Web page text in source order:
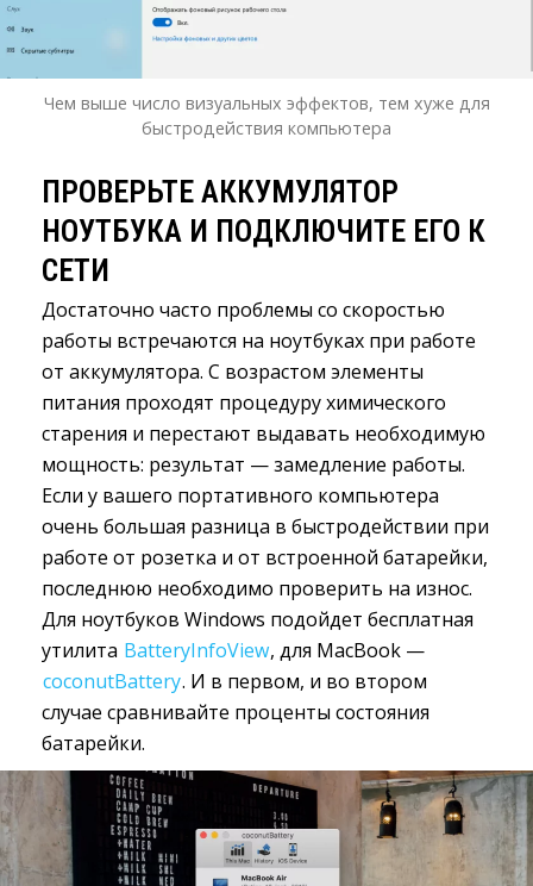
Чем выше число визуальных эффектов, тем хуже для
быстродействия компьютера
ПРОВЕРЬТЕ АККУМУЛЯТОР
НОУТБУКА И ПОДКЛЮЧИТЕ ЕГО К
СЕТИ
Достаточно часто проблемы со скоростью
работы встречаются на ноутбуках при работе
от аккумулятора. С возрастом элементы
питания проходят процедуру химического
старения и перестают выдавать необходимую
мощность: результат — замедление работы.
Если у вашего портативного компьютера
очень большая разница в быстродействии при
работе от розетка и от встроенной батарейки,
последнюю необходимо проверить на износ.
Для ноутбуков Windows подойдет бесплатная
утилита BatteryInfoView, для MacBook —
coconutBattery. И в первом, и во втором
случае сравнивайте проценты состояния
батарейки.